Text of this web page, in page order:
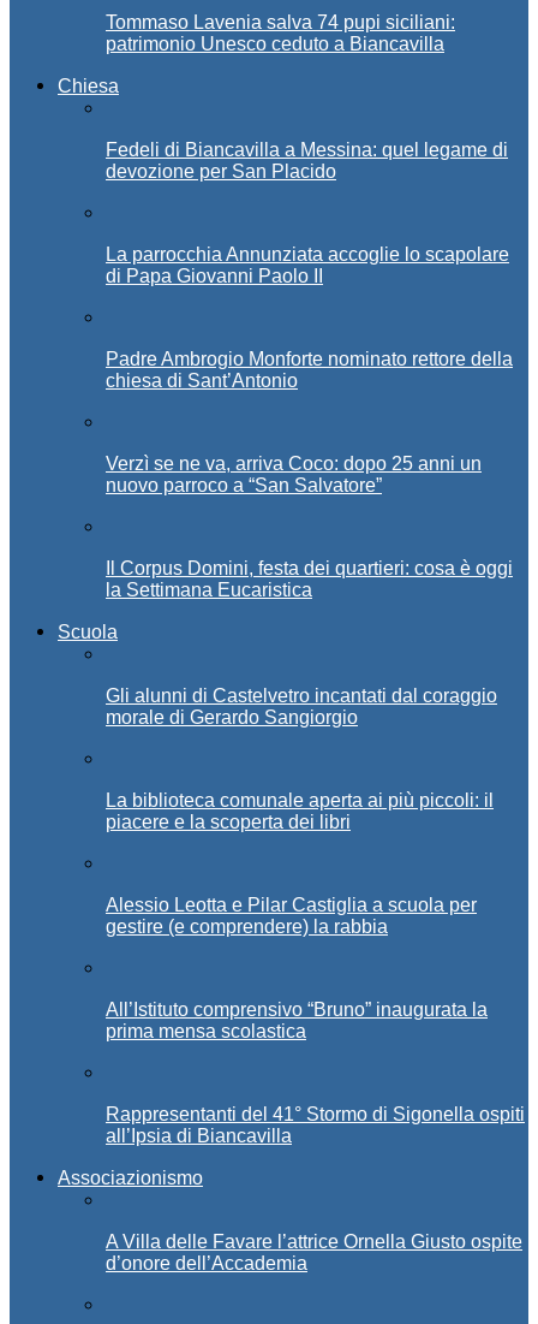
Tommaso Lavenia salva 74 pupi siciliani:
patrimonio Unesco ceduto a Biancavilla
Chiesa
Fedeli di Biancavilla a Messina: quel legame di
devozione per San Placido
La parrocchia Annunziata accoglie lo scapolare
di Papa Giovanni Paolo II
Padre Ambrogio Monforte nominato rettore della
chiesa di Sant’Antonio
Verzì se ne va, arriva Coco: dopo 25 anni un
nuovo parroco a “San Salvatore”
Il Corpus Domini, festa dei quartieri: cosa è oggi
la Settimana Eucaristica
Scuola
Gli alunni di Castelvetro incantati dal coraggio
morale di Gerardo Sangiorgio
La biblioteca comunale aperta ai più piccoli: il
piacere e la scoperta dei libri
Alessio Leotta e Pilar Castiglia a scuola per
gestire (e comprendere) la rabbia
All’Istituto comprensivo “Bruno” inaugurata la
prima mensa scolastica
Rappresentanti del 41° Stormo di Sigonella ospiti
all’Ipsia di Biancavilla
Associazionismo
A Villa delle Favare l’attrice Ornella Giusto ospite
d’onore dell’Accademia